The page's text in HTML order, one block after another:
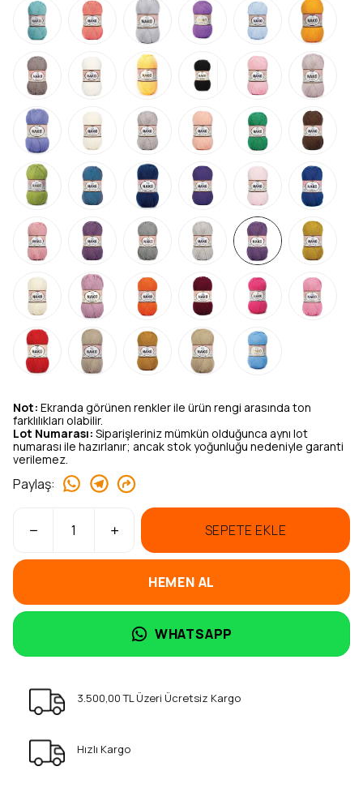
Not: Ekranda görünen renkler ile ürün rengi arasında ton
farklılıkları olabilir.
Lot Numarası: Siparişleriniz mümkün olduğunca aynı lot
numarası ile hazırlanır; ancak stok yoğunluğu nedeniyle garanti
verilemez.
Paylaş:
SEPETE EKLE
HEMEN AL
WHATSAPP
3.500,00 TL Üzeri Ücretsiz Kargo
Hızlı Kargo